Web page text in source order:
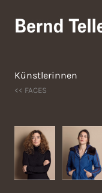
Inhalt
springen
Künstlerinnen
<< FACES